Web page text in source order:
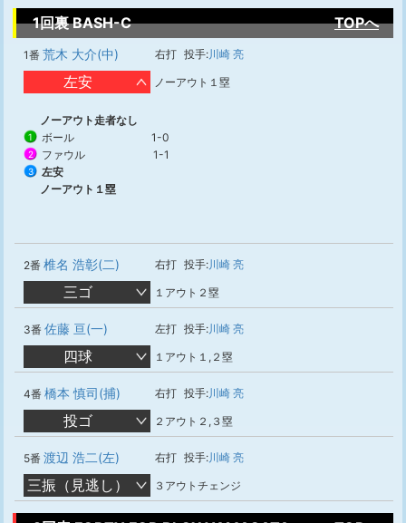
1回裏 BASH-C TOPへ
1番 荒木 大介(中) 右打 投手:川崎 亮
左安 ノーアウト１塁
ノーアウト走者なし
1 ボール 1-0
2 ファウル 1-1
3
左安
ノーアウト１塁
2番 椎名 浩彰(二) 右打 投手:川崎 亮
三ゴ １アウト２塁
3番 佐藤 亘(一) 左打 投手:川崎 亮
四球 １アウト１,２塁
4番 橋本 慎司(捕) 右打 投手:川崎 亮
投ゴ ２アウト２,３塁
5番 渡辺 浩二(左) 右打 投手:川崎 亮
三振（見逃し） ３アウトチェンジ